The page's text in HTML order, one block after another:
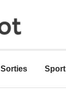
Sorties Sport